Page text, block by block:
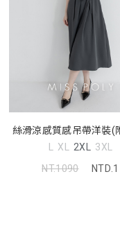
絲滑涼感質感吊帶洋裝(
MISS
L XL 2XL 3XL
NT.1090
NTD.1